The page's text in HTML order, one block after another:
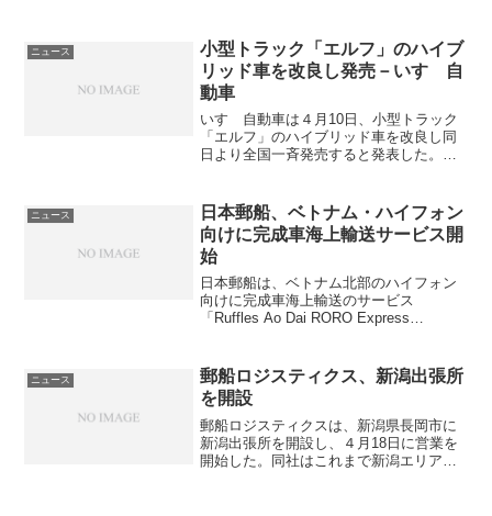
は税関業務、対応において模範となる人
物...
ニュース
小型トラック「エルフ」のハイブ
リッド車を改良し発売－いすゞ自
動車
いすゞ自動車は４月10日、小型トラック
「エルフ」のハイブリッド車を改良し同
日より全国一斉発売すると発表した。今
騒音に配慮した静かな走行ができるEVモ
ードを追加。また、エン...
ニュース
日本郵船、ベトナム・ハイフォン
向けに完成車海上輸送サービス開
始
日本郵船は、ベトナム北部のハイフォン
向けに完成車海上輸送のサービス
「Ruffles Ao Dai RORO Express
ハイフォン港に初めて入港したこ...
ニュース
郵船ロジスティクス、新潟出張所
を開設
郵船ロジスティクスは、新潟県長岡市に
新潟出張所を開設し、４月18日に営業を
開始した。同社はこれまで新潟エリアの